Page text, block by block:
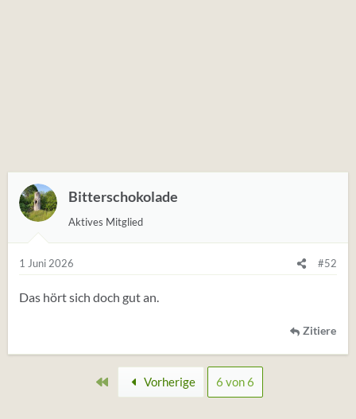
Bitterschokolade
Aktives Mitglied
1 Juni 2026 #52
Das hört sich doch gut an.
Zitiere
Erste Vorherige 6 von 6